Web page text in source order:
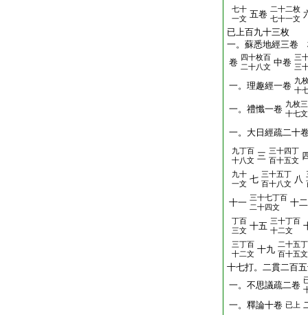
七十
一文 五卷 二十二枚
七十一文
已上百九十三枚
一。蘇悉地經三卷
卷 四十枚百
二十八文 中卷 三
三
一。理趣經一卷 九
十
一。禮懺一卷 九枚三
十七文
一。大日經疏二十
九丁百
十八文 三 三十四丁
百十五文
九十
一文 七 三十五丁
百十八文 八
十一 三十七丁百
二十四文
十二
丁百
三文 十五 三十丁百
十二文
三丁百
十二文 十九 二十五丁
百十五文
十七打。二貫二百
一。不思議疏二卷
一。釋論十卷 已上